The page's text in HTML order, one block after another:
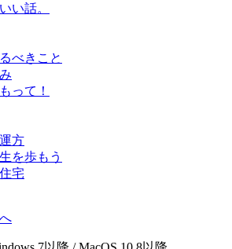
い話。
べきこと
って！
方
を歩もう
宅